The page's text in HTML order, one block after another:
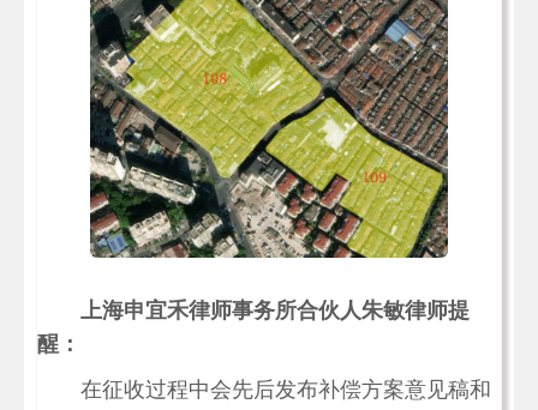
上海申宜禾律师事务所合伙人朱敏律师提
醒：
在征收过程中会先后发布补偿方案意见稿和